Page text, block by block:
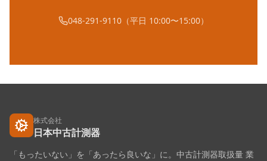
048-291-9110（平日 10:00〜15:00）
株式会社
日本中古計測器
「もったいない」を「あったら良いな」に。中古計測器取扱量 業